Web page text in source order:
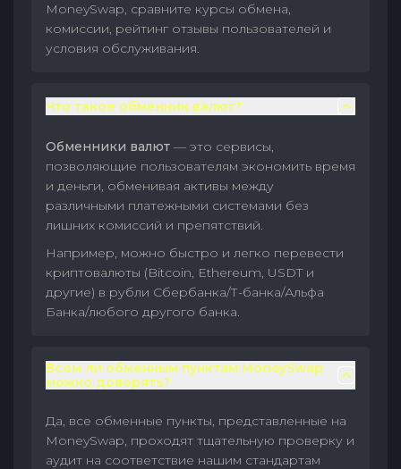
MoneySwap, сравните курсы обмена,
комиссии, рейтинг отзывы пользователей и
условия обслуживания.
Что такое обменник валют?
Обменники валют — это сервисы,
позволяющие пользователям экономить время
и деньги, обменивая активы между
различными платежными системами без
лишних комиссий и препятствий.
Например, можно быстро и легко перевести
криптовалюты (Bitcoin, Ethereum, USDT и
другие) в рубли Сбербанка/Т-банка/Альфа
Банка/любого другого банка.
Всем ли обменным пунктам MoneySwap
можно доверять?
Да, все обменные пункты, представленные на
MoneySwap, проходят тщательную проверку и
аудит на соответствие нашим стандартам